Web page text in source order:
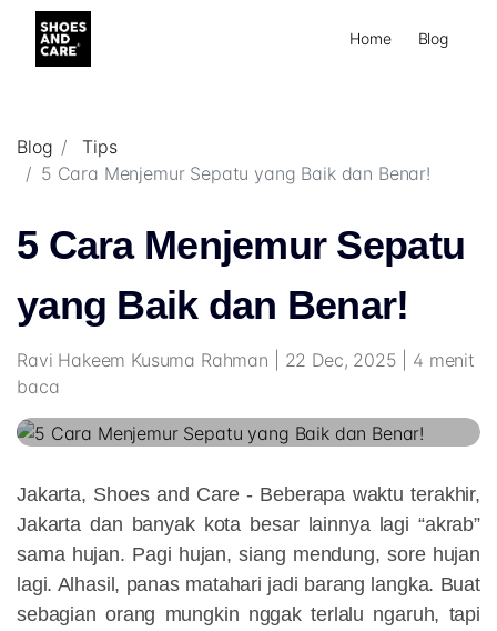
Home Blog
Blog
Tips
5 Cara Menjemur Sepatu yang Baik dan Benar!
5 Cara Menjemur Sepatu
yang Baik dan Benar!
Ravi Hakeem Kusuma Rahman | 22 Dec, 2025 | 4 menit
baca
Jakarta, Shoes and Care - Beberapa waktu terakhir,
Jakarta dan banyak kota besar lainnya lagi “akrab”
sama hujan. Pagi hujan, siang mendung, sore hujan
lagi. Alhasil, panas matahari jadi barang langka. Buat
sebagian orang mungkin nggak terlalu ngaruh, tapi